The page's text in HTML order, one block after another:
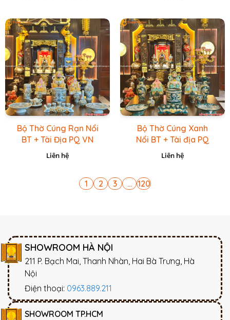
Bộ Thờ Cúng Rạn Nổi
BT + Tài Địa PQ VN
Vàng Caro
Liên hệ
Bộ Thờ Cúng Xanh
Nổi BT + Tài địa PQ
VN Xanh Lục
Liên hệ
1 2 3 ... 120
SHOWROOM HÀ NỘI
211 P. Bạch Mai, Thanh Nhàn, Hai Bà Trưng, Hà
Nội
Điện thoại: 0963.889.211
SHOWROOM TP.HCM